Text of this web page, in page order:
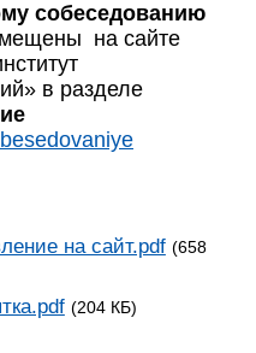
собеседованию
на сайте
в разделе
на сайт.pdf (658
(204 КБ)